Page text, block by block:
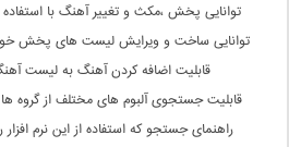
توانایی پخش ،مکث و تغییر آهنگ با
توانایی ساخت و ویرایش لیست های پخش
قابلیت اضافه کردن آهنگ به لیست
قابلیت جستجوی آلبوم های مختلف از گروه
راهنمای جستجو که استفاده از این نرم